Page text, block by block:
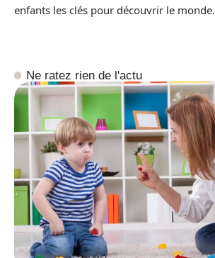
enfants les clés pour découvrir le monde.
Ne ratez rien de l'actu